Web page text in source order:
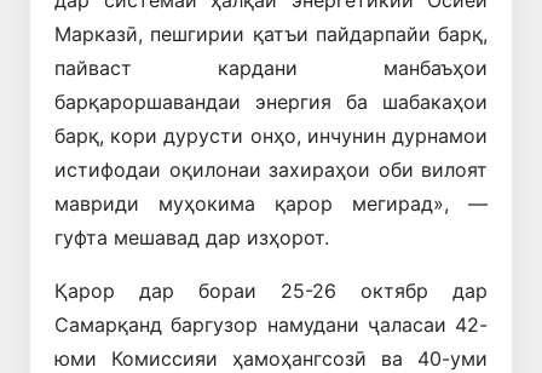
Марказӣ, пешгирии қатъи пайдарпайи барқ,
пайваст кардани манбаъҳои
барқароршавандаи энергия ба шабакаҳои
барқ, кори дурусти онҳо, инчунин дурнамои
истифодаи оқилонаи захираҳои оби вилоят
мавриди муҳокима қарор мегирад», —
гуфта мешавад дар изҳорот.
Қарор дар бораи 25-26 октябр дар
Самарқанд баргузор намудани ҷаласаи 42-
юми Комиссияи ҳамоҳангсозӣ ва 40-уми